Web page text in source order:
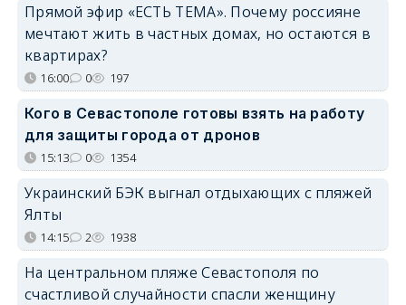
Прямой эфир «ЕСТЬ ТЕМА». Почему россияне
мечтают жить в частных домах, но остаются в
квартирах?
16:00 0 197
Кого в Севастополе готовы взять на работу
для защиты города от дронов
15:13 0 1354
Украинский БЭК выгнал отдыхающих с пляжей
Ялты
14:15 2 1938
На центральном пляже Севастополя по
счастливой случайности спасли женщину